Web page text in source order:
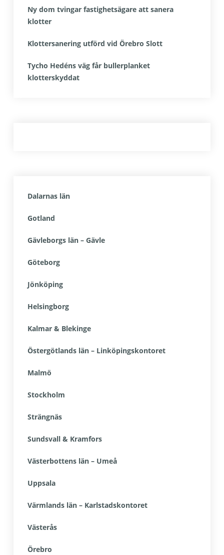
Ny dom tvingar fastighetsägare att sanera
klotter
Klottersanering utförd vid Örebro Slott
Tycho Hedéns väg får bullerplanket
klotterskyddat
Dalarnas län
Gotland
Gävleborgs län – Gävle
Göteborg
Jönköping
Helsingborg
Kalmar & Blekinge
Östergötlands län – Linköpingskontoret
Malmö
Stockholm
Strängnäs
Sundsvall & Kramfors
Västerbottens län – Umeå
Uppsala
Värmlands län – Karlstadskontoret
Västerås
Örebro